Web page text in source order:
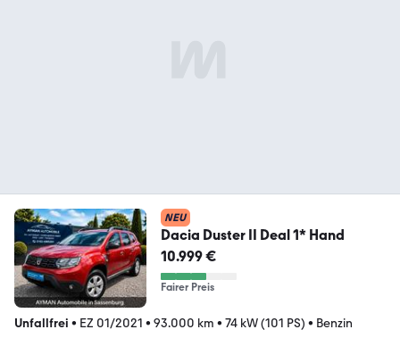
NEU
Dacia Duster II Deal 1* Hand
10.999 €
Fairer Preis
Unfallfrei • EZ 01/2021 • 93.000 km • 74 kW (101 PS) • Benzin